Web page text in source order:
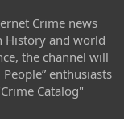
Crime news
History and world
the channel will
enthusiasts
Catalog"